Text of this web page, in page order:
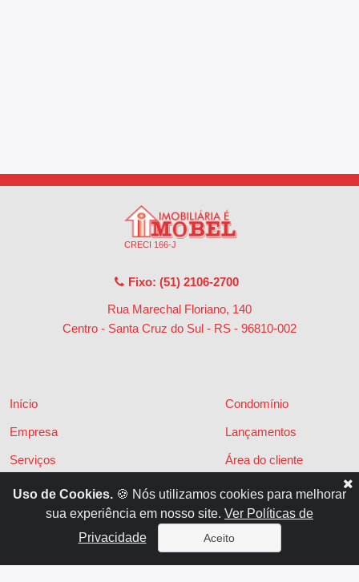
CRECI 166-J
Fixo: (51) 2106-2700
Rua Marechal Floriano, 140
Centro - Santa Cruz do Sul - RS - 96810-002
Início
Empresa
Serviços
Financiamentos
Locações
Condomínio
Lançamentos
Área do cliente
Políticas de privacidade
Contato
Uso de Cookies. 🍪 Nós utilizamos cookies para melhorar
sua experiência em nosso site. Ver Políticas de
Privacidade
Aceito